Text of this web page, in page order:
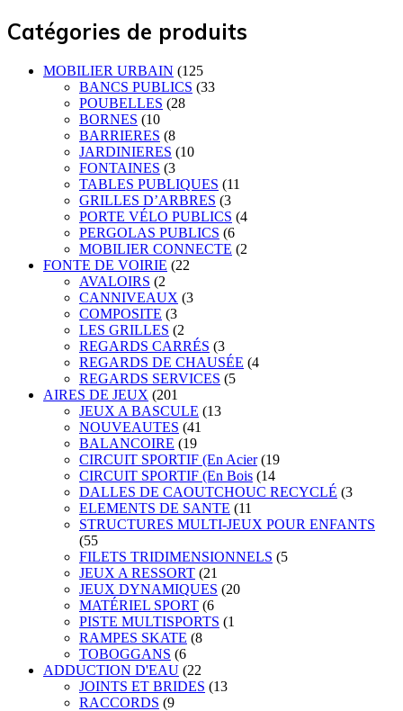
Catégories de produits
MOBILIER URBAIN (125
BANCS PUBLICS (33
POUBELLES (28
BORNES (10
BARRIERES (8
JARDINIERES (10
FONTAINES (3
TABLES PUBLIQUES (11
GRILLES D’ARBRES (3
PORTE VÉLO PUBLICS (4
PERGOLAS PUBLICS (6
MOBILIER CONNECTE (2
FONTE DE VOIRIE (22
AVALOIRS (2
CANNIVEAUX (3
COMPOSITE (3
LES GRILLES (2
REGARDS CARRÉS (3
REGARDS DE CHAUSÉE (4
REGARDS SERVICES (5
AIRES DE JEUX (201
JEUX A BASCULE (13
NOUVEAUTES (41
BALANCOIRE (19
CIRCUIT SPORTIF (En Acier (19
CIRCUIT SPORTIF (En Bois (14
DALLES DE CAOUTCHOUC RECYCLÉ (3
ELEMENTS DE SANTE (11
STRUCTURES MULTI-JEUX POUR ENFANTS
(55
FILETS TRIDIMENSIONNELS (5
JEUX A RESSORT (21
JEUX DYNAMIQUES (20
MATÉRIEL SPORT (6
PISTE MULTISPORTS (1
RAMPES SKATE (8
TOBOGGANS (6
ADDUCTION D'EAU (22
JOINTS ET BRIDES (13
RACCORDS (9